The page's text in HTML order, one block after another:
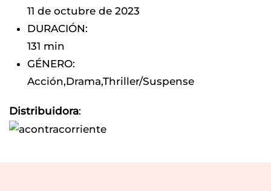
11 de octubre de 2023
DURACIÓN:
131 min
GÉNERO:
Acción,Drama,Thriller/Suspense
Distribuidora: